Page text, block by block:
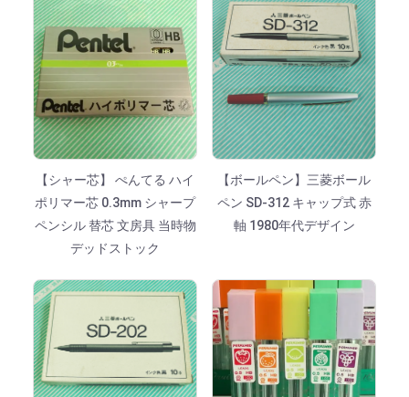
【シャー芯】 ぺんてる ハイ
ポリマー芯 0.3mm シャープ
ペンシル 替芯 文房具 当時物
デッドストック
【ボールペン】三菱ボール
ペン SD-312 キャップ式 赤
軸 1980年代デザイン